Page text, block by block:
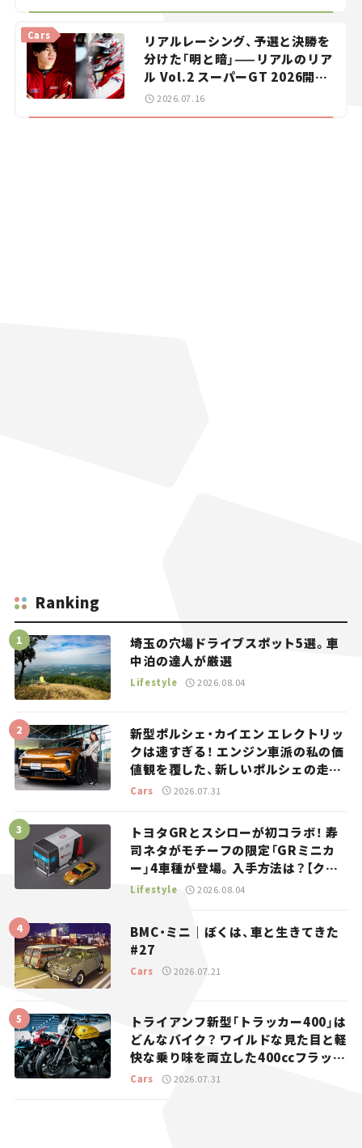
リアルレーシング、予選と決勝を
分けた「明と暗」——リアルのリア
ル Vol.2 スーパーGT 2026開幕
戦 岡山国際サーキット
Cars
2026.07.16
Ranking
埼玉の穴場ドライブスポット5選。車
中泊の達人が厳選
Lifestyle 2026.08.04
新型ポルシェ・カイエン エレクトリッ
クは速すぎる！ エンジン車派の私の価
値観を覆した、新しいポルシェの走
り。
Cars 2026.07.31
トヨタGRとスシローが初コラボ！ 寿
司ネタがモチーフの限定「GRミニカ
ー」4車種が登場。入手方法は？【クル
マとホビー】
Lifestyle 2026.08.04
BMC・ミニ｜ぼくは、車と生きてきた
#27
Cars 2026.07.21
トライアンフ新型「トラッカー400」は
どんなバイク？ ワイルドな見た目と軽
快な乗り味を両立した400ccフラット
トラッカー【試乗レビュー】
Cars 2026.07.31